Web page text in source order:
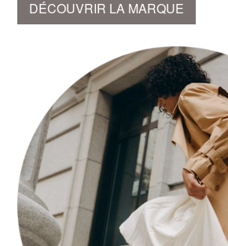
DÉCOUVRIR LA MARQUE